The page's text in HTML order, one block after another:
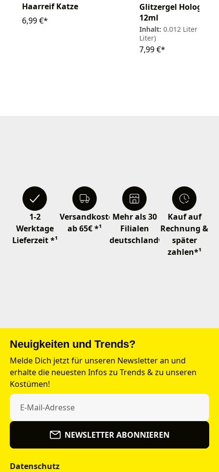
Haarreif Katze
6,99 €*
Glitzergel
12ml
Inhalt: 0.012 Liter
Liter)
7,99 €*
1-2
Werktage
Lieferzeit *¹
Versandkostenfrei
ab 65€ *¹
Mehr als 30
Filialen
deutschlandweit
Kauf auf
Rechnung &
später
zahlen*¹
Neuigkeiten und Trends?
Melde Dich jetzt für unseren Newsletter an und
erhalte die neuesten Infos zu Trends & zu unseren
Kostümen!
NEWSLETTER ABONNIEREN
Datenschutz